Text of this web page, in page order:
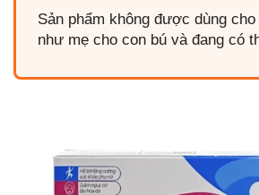
Sản phẩm không được dùng
như mẹ cho con bú và đang có